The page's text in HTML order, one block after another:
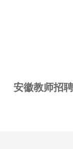
安徽教师招